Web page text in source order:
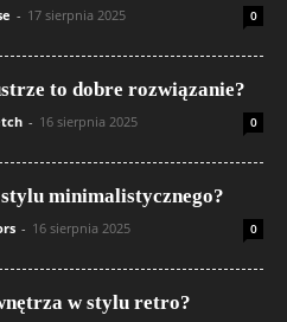
- 17 sierpnia 2025 0
to dobre rozwiązanie?
- 16 sierpnia 2025 0
minimalistycznego?
- 16 sierpnia 2025 0
w stylu retro?